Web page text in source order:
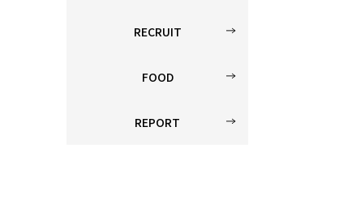
RECRUIT
FOOD
REPORT